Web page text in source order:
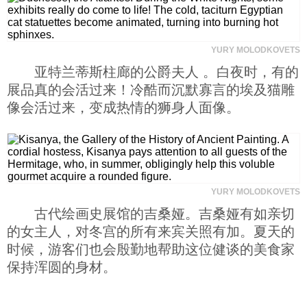
YURY MOLODKOVETS
亚特兰蒂斯柱廊的公爵夫人 。白夜时，有的
展品真的会活过来！冷酷而沉默寡言的埃及猫雕
像会活过来，变成热情的狮身人面像。
YURY MOLODKOVETS
古代绘画史展馆的吉桑娅。吉桑娅有如亲切
的女主人，对冬宫的所有来宾关照有加。夏天的
时候，游客们也会殷勤地帮助这位健谈的美食家
保持浑圆的身材。